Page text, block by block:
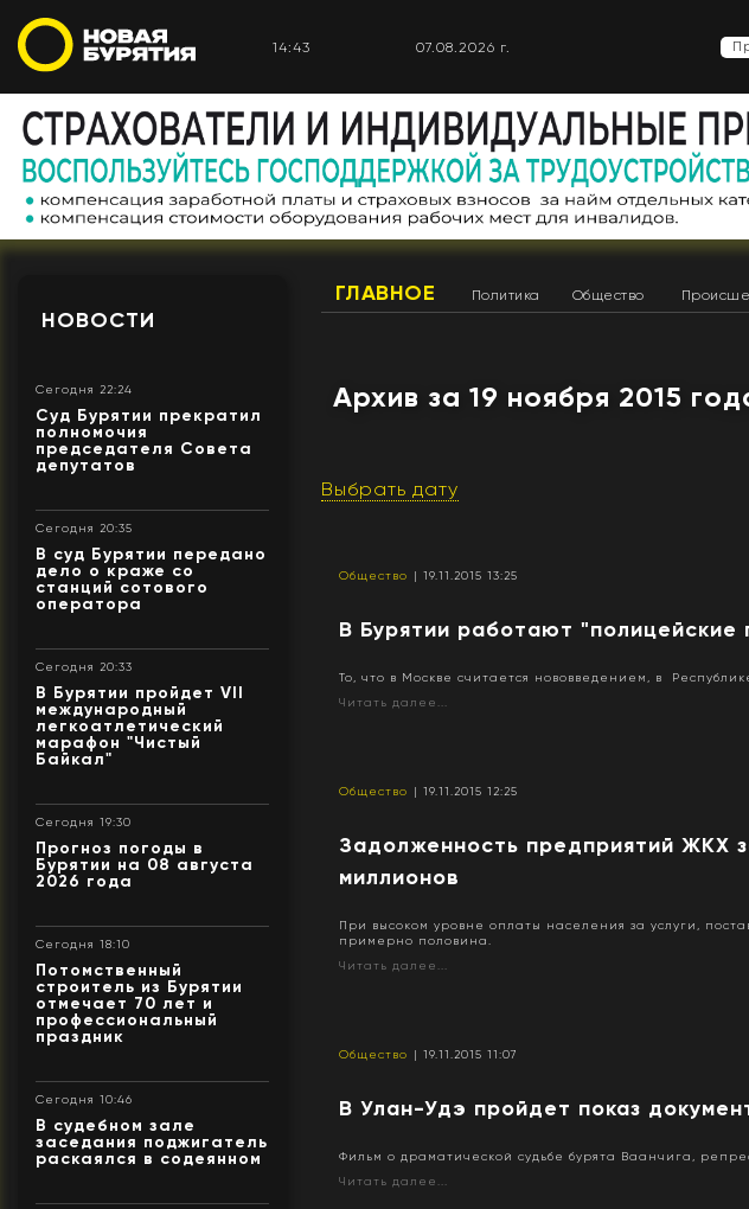
14:43 07.08.2026 г.
НОВОСТИ
Сегодня 22:24
Суд Бурятии прекратил
полномочия
председателя Совета
депутатов
Сегодня 20:35
В суд Бурятии передано
дело о краже со
станций сотового
оператора
Сегодня 20:33
В Бурятии пройдет VII
международный
легкоатлетический
марафон "Чистый
Байкал"
Сегодня 19:30
Прогноз погоды в
Бурятии на 08 августа
2026 года
Сегодня 18:10
Потомственный
строитель из Бурятии
отмечает 70 лет и
профессиональный
праздник
Сегодня 10:46
В судебном зале
заседания поджигатель
раскаялся в содеянном
ГЛАВНОЕ Политика Общество
Архив за 19 ноября 2015
Выбрать дату
Общество | 19.11.2015 13:25
В Бурятии работают "полицейские
То, что в Москве считается нововведением, в
Читать далее...
Общество | 19.11.2015 12:25
Задолженность предприятий ЖКХ
миллионов
При высоком уровне оплаты населения за услуги,
примерно половина.
Читать далее...
Общество | 19.11.2015 11:07
В Улан-Удэ пройдет показ
Фильм о драматической судьбе бурята Ваанчига,
Читать далее...